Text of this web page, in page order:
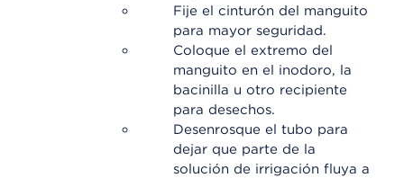
Fije el cinturón del manguito
para mayor seguridad.
Coloque el extremo del
manguito en el inodoro, la
bacinilla u otro recipiente
para desechos.
Desenrosque el tubo para
dejar que parte de la
solución de irrigación fluya a